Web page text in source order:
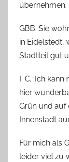
übernehmen.
GBB: Sie
in Eidelstedt,
Stadtteil gut
I. C.: Ich
hier
Grün und auf
Innenstadt
Für mich als
leider viel zu